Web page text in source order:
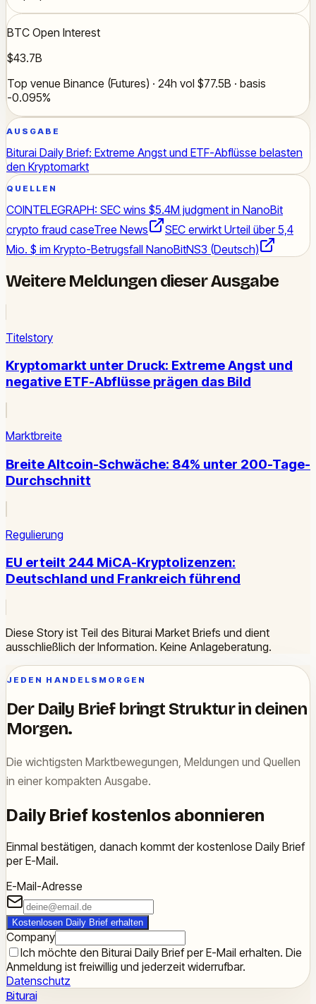
BTC Open Interest
$43.7B
Top venue Binance (Futures) · 24h vol $77.5B · basis
-0.095%
AUSGABE
Biturai Daily Brief: Extreme Angst und ETF-Abflüsse belasten
den Kryptomarkt
QUELLEN
COINTELEGRAPH: SEC wins $5.4M judgment in NanoBit
crypto fraud caseTree News
SEC erwirkt Urteil über 5,4
Mio. $ im Krypto-Betrugsfall NanoBitNS3 (Deutsch)
Weitere Meldungen dieser Ausgabe
Titelstory
Kryptomarkt unter Druck: Extreme Angst und
negative ETF-Abflüsse prägen das Bild
Marktbreite
Breite Altcoin-Schwäche: 84% unter 200-Tage-
Durchschnitt
Regulierung
EU erteilt 244 MiCA-Kryptolizenzen:
Deutschland und Frankreich führend
Diese Story ist Teil des Biturai Market Briefs und dient
ausschließlich der Information. Keine Anlageberatung.
JEDEN HANDELSMORGEN
Der Daily Brief bringt Struktur in deinen
Morgen.
Die wichtigsten Marktbewegungen, Meldungen und Quellen
in einer kompakten Ausgabe.
Daily Brief kostenlos abonnieren
Einmal bestätigen, danach kommt der kostenlose Daily Brief
per E-Mail.
E-Mail-Adresse
Kostenlosen Daily Brief erhalten
Company
Ich möchte den Biturai Daily Brief per E-Mail erhalten. Die
Anmeldung ist freiwillig und jederzeit widerrufbar.
Datenschutz
Biturai